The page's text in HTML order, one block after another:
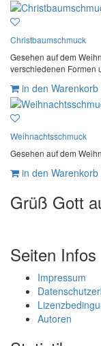
Christbaumschmuck
Gesehen auf dem
verschiedenen Formen
in den Warenkorb
Weihnachtsschmuck
Gesehen auf dem
in den Warenkorb
Grüß Gott
Seiten Infos
Impressum
Autoren